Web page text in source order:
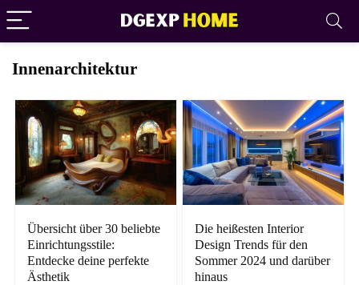
Innenarchitektur
Übersicht über 30 beliebte
Einrichtungsstile:
Entdecke deine perfekte
Ästhetik
Die heißesten Interior
Design Trends für den
Sommer 2024 und darüber
hinaus